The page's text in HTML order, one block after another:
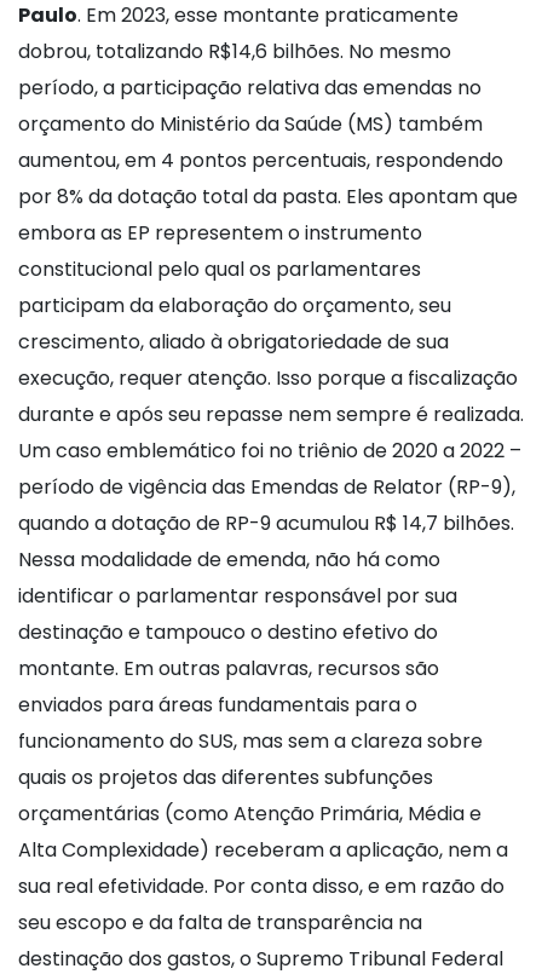
Paulo. Em 2023, esse montante praticamente
dobrou, totalizando R$14,6 bilhões. No mesmo
período, a participação relativa das emendas no
orçamento do Ministério da Saúde (MS) também
aumentou, em 4 pontos percentuais, respondendo
por 8% da dotação total da pasta. Eles apontam que
embora as EP representem o instrumento
constitucional pelo qual os parlamentares
participam da elaboração do orçamento, seu
crescimento, aliado à obrigatoriedade de sua
execução, requer atenção. Isso porque a fiscalização
durante e após seu repasse nem sempre é realizada.
Um caso emblemático foi no triênio de 2020 a 2022 –
período de vigência das Emendas de Relator (RP-9),
quando a dotação de RP-9 acumulou R$ 14,7 bilhões.
Nessa modalidade de emenda, não há como
identificar o parlamentar responsável por sua
destinação e tampouco o destino efetivo do
montante. Em outras palavras, recursos são
enviados para áreas fundamentais para o
funcionamento do SUS, mas sem a clareza sobre
quais os projetos das diferentes subfunções
orçamentárias (como Atenção Primária, Média e
Alta Complexidade) receberam a aplicação, nem a
sua real efetividade. Por conta disso, e em razão do
seu escopo e da falta de transparência na
destinação dos gastos, o Supremo Tribunal Federal